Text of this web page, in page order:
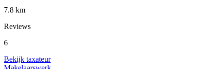
7.8 km
Reviews
6
Bekijk taxateur